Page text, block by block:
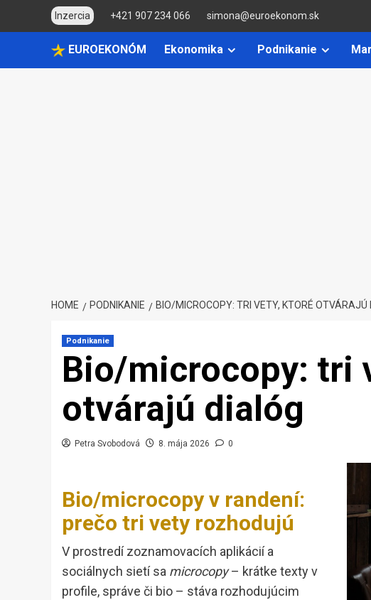
Inzercia +421 907 234 066 simona@euroekonom.sk
EUROEKONÓM Ekonomika Podnikanie
HOME PODNIKANIE BIO/MICROCOPY: TRI VETY, KTORÉ OTVÁRAJÚ
Podnikanie
Bio/microcopy: tri
otvárajú dialóg
Petra Svobodová 8. mája 2026 0
Bio/microcopy v randení:
prečo tri vety rozhodujú
V prostredí zoznamovacích aplikácií a
sociálnych sietí sa microcopy– krátke texty v
profile, správe či bio – stáva rozhodujúcim